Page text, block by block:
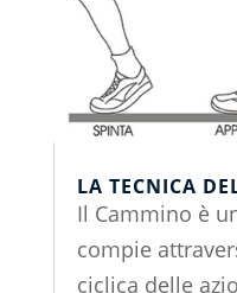
LA TECNICA
Il Cammino è
compie
ciclica delle